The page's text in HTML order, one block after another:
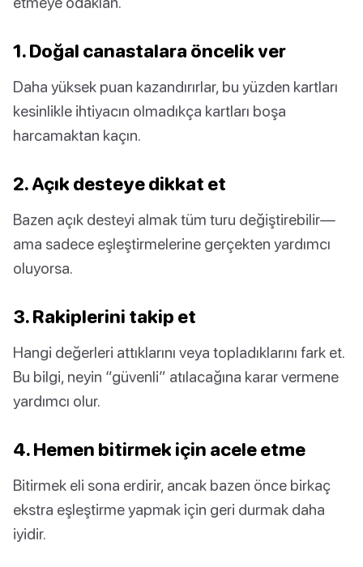
1. Doğal canastalara öncelik ver
Daha yüksek puan kazandırırlar, bu yüzden kartları
kesinlikle ihtiyacın olmadıkça kartları boşa
harcamaktan kaçın.
2. Açık desteye dikkat et
Bazen açık desteyi almak tüm turu değiştirebilir—
ama sadece eşleştirmelerine gerçekten yardımcı
oluyorsa.
3. Rakiplerini takip et
Hangi değerleri attıklarını veya topladıklarını fark et.
Bu bilgi, neyin “güvenli” atılacağına karar vermene
yardımcı olur.
4. Hemen bitirmek için acele etme
Bitirmek eli sona erdirir, ancak bazen önce birkaç
ekstra eşleştirme yapmak için geri durmak daha
iyidir.